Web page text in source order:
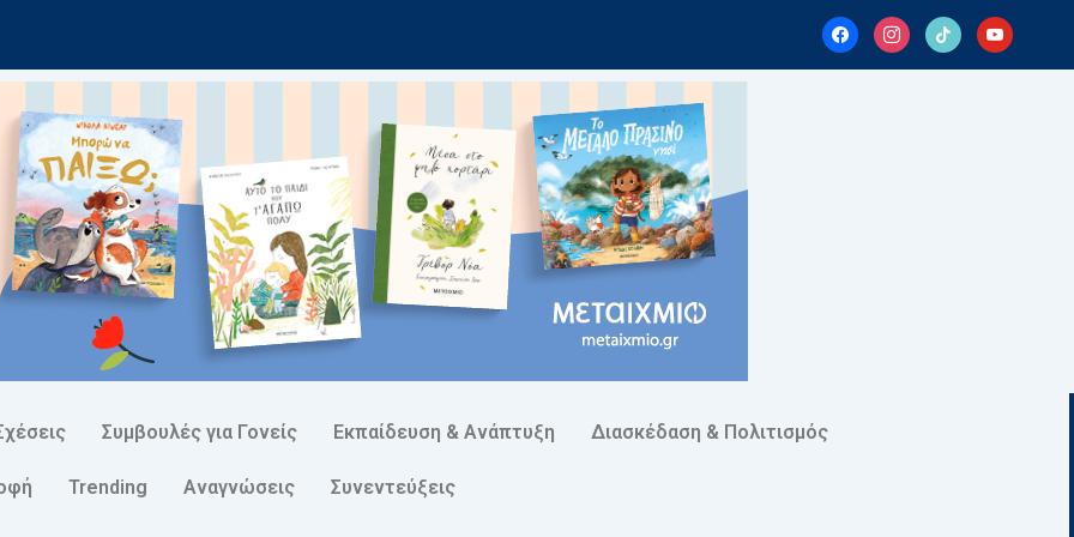
facebookinstagram
tiktok youtube
Συμβουλές για Γονείς Εκπαίδευση & Ανάπτυξη Διασκέδαση & Πολιτισμός
Trending Αναγνώσεις Συνεντεύξεις